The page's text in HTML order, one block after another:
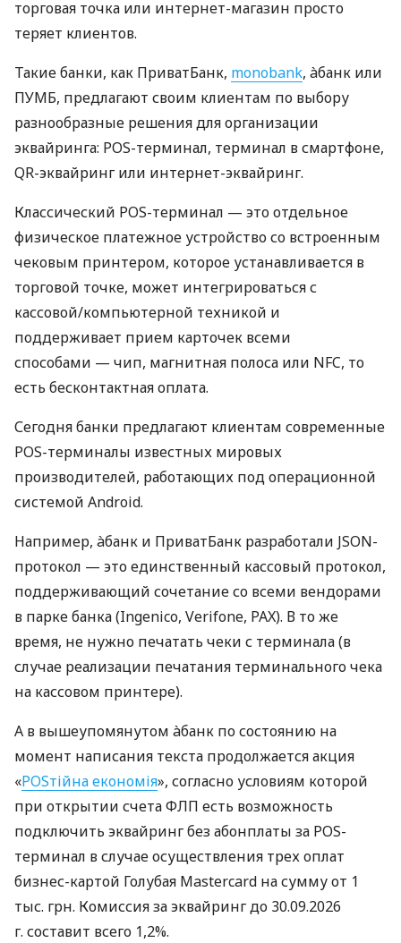
торговая точка или интернет-магазин просто
теряет клиентов.
Такие банки, как ПриватБанк, monobank, àбанк или
ПУМБ, предлагают своим клиентам по выбору
разнообразные решения для организации
эквайринга: POS-терминал, терминал в смартфоне,
QR-эквайринг или интернет-эквайринг.
Классический POS-терминал — это отдельное
физическое платежное устройство со встроенным
чековым принтером, которое устанавливается в
торговой точке, может интегрироваться с
кассовой/компьютерной техникой и
поддерживает прием карточек всеми
способами — чип, магнитная полоса или NFC, то
есть бесконтактная оплата.
Сегодня банки предлагают клиентам современные
POS-терминалы известных мировых
производителей, работающих под операционной
системой Android.
Например, àбанк и ПриватБанк разработали JSON-
протокол — это единственный кассовый протокол,
поддерживающий сочетание со всеми вендорами
в парке банка (Ingenico, Verifone, PAX). В то же
время, не нужно печатать чеки с терминала (в
случае реализации печатания терминального чека
на кассовом принтере).
А в вышеупомянутом àбанк по состоянию на
момент написания текста продолжается акция
«POSтійна економія», согласно условиям которой
при открытии счета ФЛП есть возможность
подключить эквайринг без абонплаты за POS-
терминал в случае осуществления трех оплат
бизнес-картой Голубая Mastercard на сумму от 1
тыс. грн. Комиссия за эквайринг до 30.09.2026
г. составит всего 1,2%.